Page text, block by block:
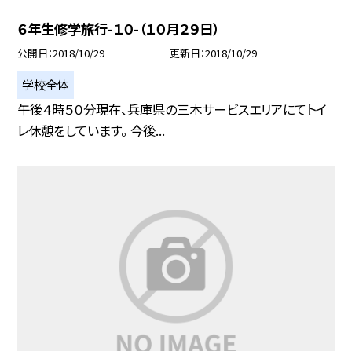
６年生修学旅行-１０-（１０月２９日）
公開日 2018/10/29 更新日 2018/10/29
学校全体
午後４時５０分現在、兵庫県の三木サービスエリアにてトイ
レ休憩をしています。 今後...